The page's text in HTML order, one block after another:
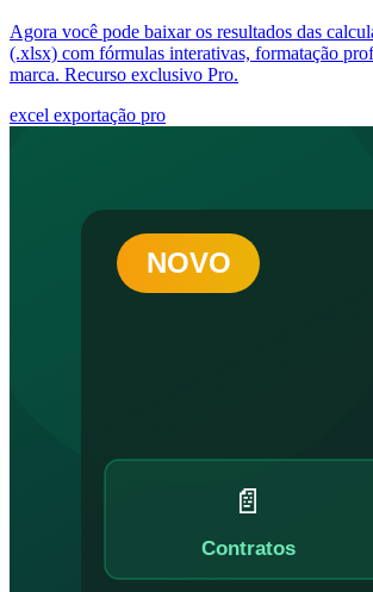
Agora você pode baixar os resultados das
(.xlsx) com fórmulas interativas, formatação
marca. Recurso exclusivo Pro.
excel exportação pro